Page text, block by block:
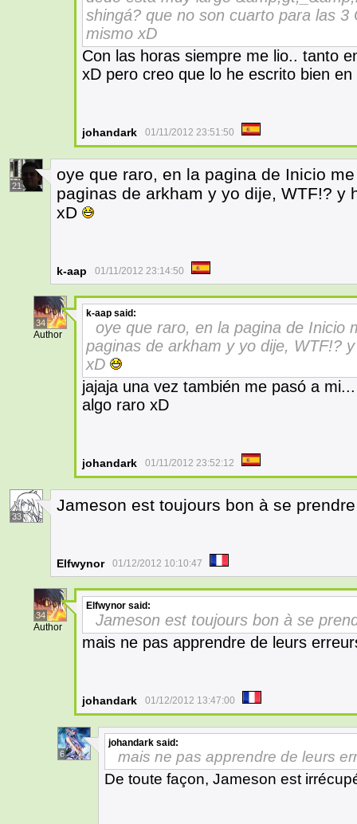
shingá? que no son cuarto para las
mismo xD
Con las horas siempre me lio.. tanto
xD pero creo que lo he escrito bien en
johandark 01/11/2012 23:51:50
21
oye que raro, en la pagina de Inicio
paginas de arkham y yo dije, WTF!? y
xD
k-aap 01/11/2012 23:14:50
34
Author
k-aap said:
oye que raro, en la pagina de Inicio
paginas de arkham y yo dije, WTF!?
xD
jajaja una vez también me pasó a
algo raro xD
johandark 01/11/2012 23:52:12
33
Jameson est toujours bon à se
Elfwynor 01/12/2012 10:10:47
34
Author
Elfwynor said:
Jameson est toujours bon à se
mais ne pas apprendre de leurs
johandark 01/12/2012 13:47:00
6
johandark said:
mais ne pas apprendre de leurs
De toute façon, Jameson est